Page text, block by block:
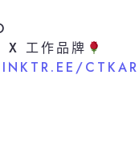
X 工作品牌